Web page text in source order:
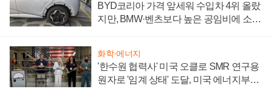
BYD코리아 가격 앞세워 수입차 4위 올랐
지만, BMW·벤츠보다 높은 공임비에 소비
화학·에너지
'한수원 협력사' 미국 오클로 SMR 연구용
원자로 '임계 상태' 도달, 미국 에너지부